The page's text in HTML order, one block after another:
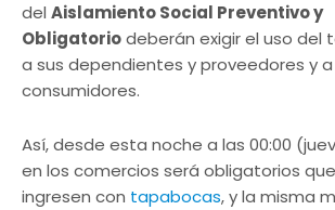
del Aislamiento Social Preventivo y
Obligatoriodeberán exigir el uso del
a sus dependientes y proveedores y a
consumidores.
Así, desde esta noche a las 00:00
en los comercios será obligatorios
ingresen con tapabocas, y la misma